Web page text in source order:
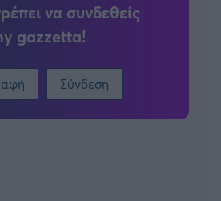
να συνδεθείς
gazzetta!
Σύνδεση